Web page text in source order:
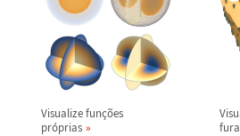
Visualize funções
próprias